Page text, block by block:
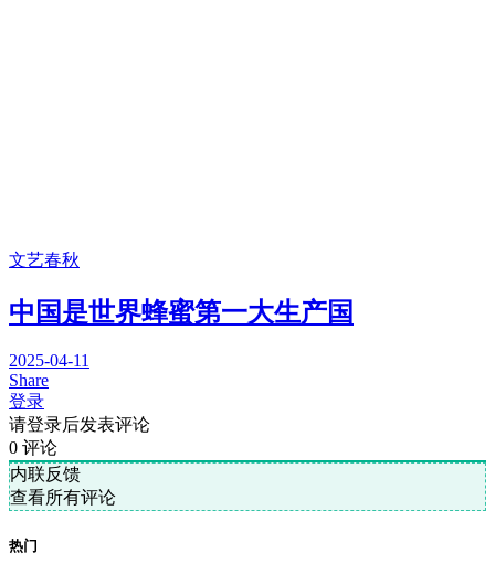
文艺春秋
中国是世界蜂蜜第一大生产国
2025-04-11
Share
登录
请登录后发表评论
0 评论
内联反馈
查看所有评论
热门